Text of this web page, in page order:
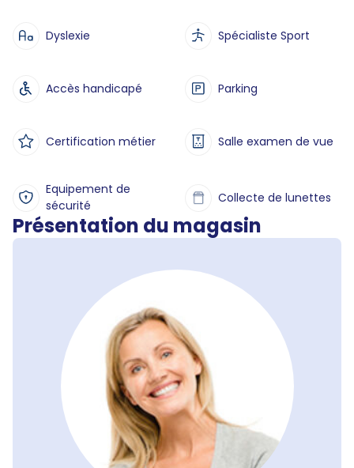
Dyslexie Spécialiste Sport
Accès handicapé Parking
Certification métier Salle examen de vue
Equipement de
sécurité
Collecte de lunettes
Présentation du magasin